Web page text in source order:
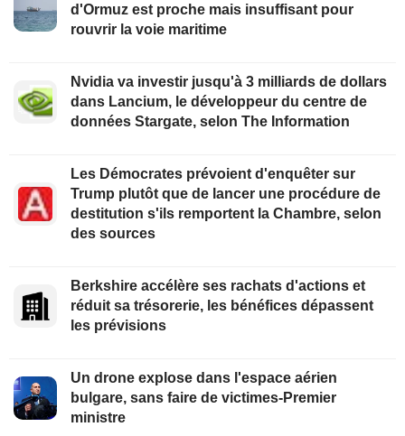
d'Ormuz est proche mais insuffisant pour
rouvrir la voie maritime
Nvidia va investir jusqu'à 3 milliards de dollars
dans Lancium, le développeur du centre de
données Stargate, selon The Information
Les Démocrates prévoient d'enquêter sur
Trump plutôt que de lancer une procédure de
destitution s'ils remportent la Chambre, selon
des sources
Berkshire accélère ses rachats d'actions et
réduit sa trésorerie, les bénéfices dépassent
les prévisions
Un drone explose dans l'espace aérien
bulgare, sans faire de victimes-Premier
ministre